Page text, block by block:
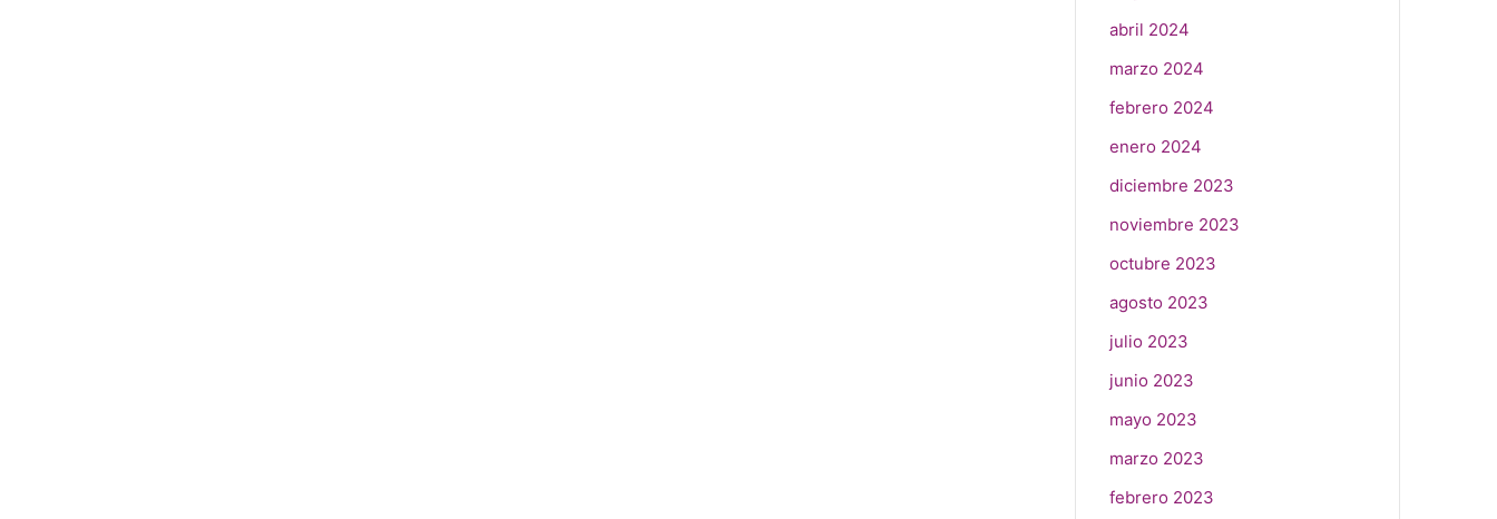
abril 2024
marzo 2024
febrero 2024
enero 2024
diciembre 2023
noviembre 2023
octubre 2023
agosto 2023
julio 2023
junio 2023
mayo 2023
marzo 2023
febrero 2023